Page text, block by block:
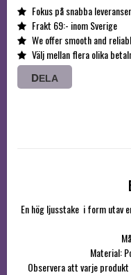
Fokus på snabba
Frakt 69:- inom Sverige
We offer smooth and
Välj mellan flera olika
DELA
En hög ljusstake  i form utav
Material:
Observera att varje